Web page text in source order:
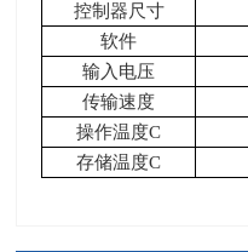
控制器尺寸
软件
输入电压
传输速度
操作温度C
存储温度C